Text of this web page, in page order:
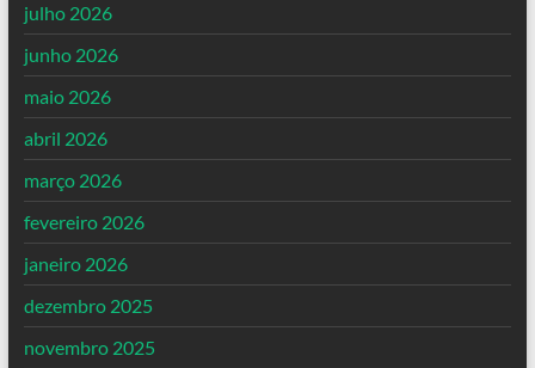
julho 2026
junho 2026
maio 2026
abril 2026
março 2026
fevereiro 2026
janeiro 2026
dezembro 2025
novembro 2025